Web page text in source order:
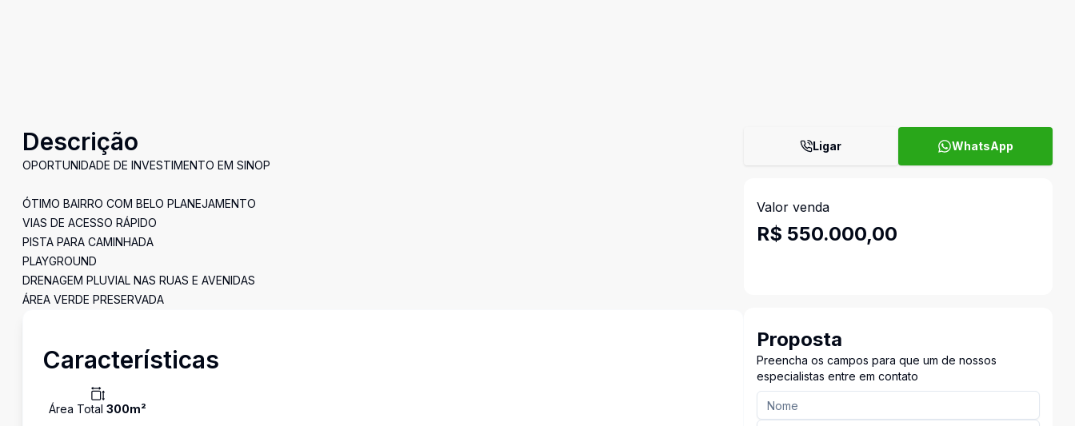
Descrição
OPORTUNIDADE DE INVESTIMENTO EM SINOP
ÓTIMO BAIRRO COM BELO PLANEJAMENTO
VIAS DE ACESSO RÁPIDO
PISTA PARA CAMINHADA
PLAYGROUND
DRENAGEM PLUVIAL NAS RUAS E AVENIDAS
ÁREA VERDE PRESERVADA
Características
Área Total 300m²
Ligar WhatsApp
Valor venda
R$ 550.000,00
Proposta
Preencha os campos para que um de nossos
especialistas entre em contato